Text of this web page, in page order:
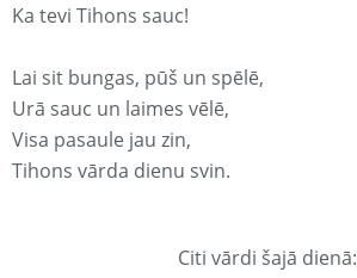
Ka tevi Tihons sauc!
Lai sit bungas, pūš un spēlē,
Urā sauc un laimes vēlē,
Visa pasaule jau zin,
Tihons vārda dienu svin.
Citi vārdi šajā dienā: